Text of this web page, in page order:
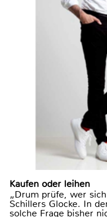
Kaufen oder leihen
„Drum prüfe, wer
Schillers Glocke. In
solche Frage bisher